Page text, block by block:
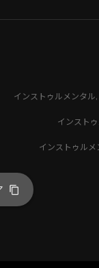
インストゥルメンタル
インスト
インストゥルメ